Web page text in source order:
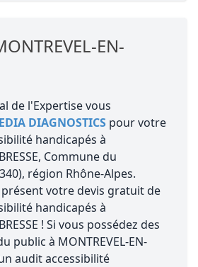
EN-
de l'Expertise vous
DIAGNOSTICS pour votre
handicapés à
Commune du
région Rhône-Alpes.
présent votre devis gratuit de
handicapés à
! Si vous possédez des
public à MONTREVEL-EN-
audit accessibilité